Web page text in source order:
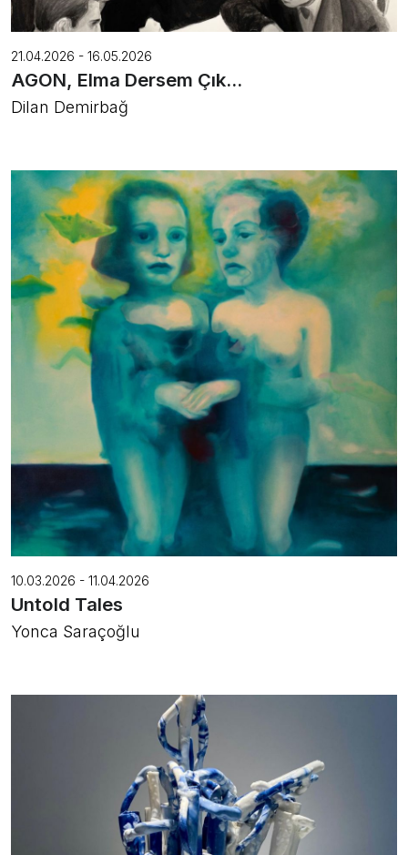
21.04.2026 - 16.05.2026
AGON, Elma Dersem Çık...
Dilan Demirbağ
10.03.2026 - 11.04.2026
Untold Tales
Yonca Saraçoğlu